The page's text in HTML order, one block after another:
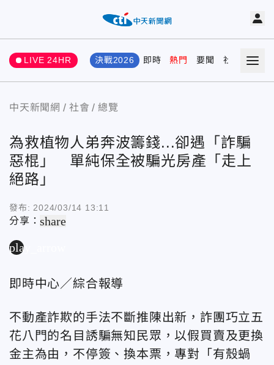
LIVE 24HR 決戰2026 即時 熱門 要聞 社會 娛樂
中天新聞網 社會 總覽
為救植物人弟奔波籌錢...卻遇「詐騙
惡棍」 單純保全被騙光房產「走上
絕路」
發布: 2024/03/14 13:11
分享：share
play_arrow
即時中心／綜合報導
不動產詐欺的手法不斷推陳出新，詐團巧立五
花八門的名目誘騙無知民眾，以假買賣及更換
金主為由，不停簽、換本票，專對「有殼蝸